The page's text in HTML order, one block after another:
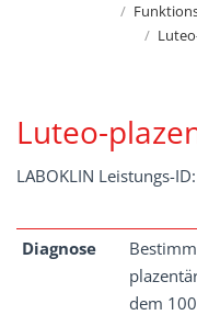
Luteo-
LABOKLIN Leistungs-
Diagnose
dem